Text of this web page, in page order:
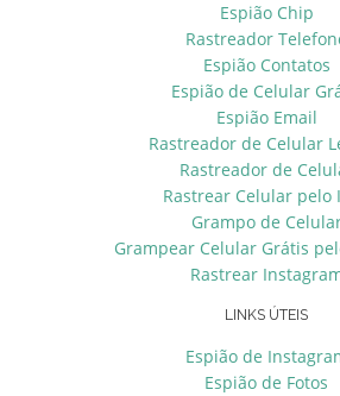
Espião Chip
Rastreador
Espião Contatos
Espião de Celular
Espião Email
Rastreador de Celular
Rastreador de
Rastrear Celular pelo
Grampo de
Grampear Celular Grátis
Rastrear
LINKS ÚTEIS
Espião de
Espião de Fotos